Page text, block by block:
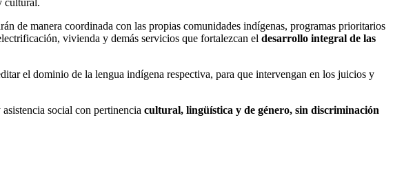
cultural.
de manera coordinada con las propias comunidades indígenas, programas prioritarios
vivienda y demás servicios que fortalezcan el desarrollo integral de las
el dominio de la lengua indígena respectiva, para que intervengan en los juicios y
social con pertinencia cultural, lingüística y de género, sin discriminación